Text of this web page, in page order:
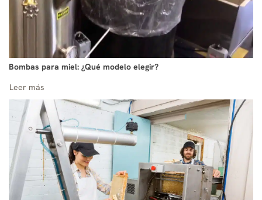
Bombas para miel: ¿Qué modelo elegir?
Leer más